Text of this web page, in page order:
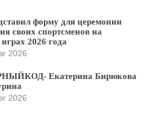
форму для церемонии
своих спортсменов на
2026 года
2026
Екатерина Бирюкова
2026